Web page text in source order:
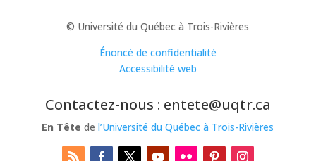
© Université du Québec à Trois-Rivières
Énoncé de confidentialité
Accessibilité web
Contactez-nous : entete@uqtr.ca
En Tête del’Université du Québec à Trois-Rivières